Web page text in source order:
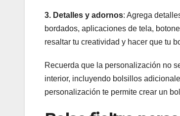
3. Detalles y adornos: Agrega
bordados, aplicaciones de tela,
resaltar tu creatividad y hacer que tu
Recuerda que la personalización no
interior, incluyendo bolsillos
personalización te permite crear un